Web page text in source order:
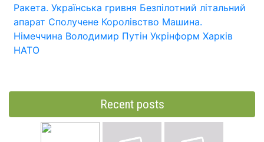
Ракета. Українська гривня Безпілотний літальний
апарат Сполучене Королівство Машина.
Німеччина Володимир Путін Укрінформ Харків
НАТО
Recent posts